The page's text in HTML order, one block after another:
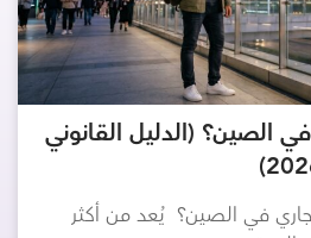
الصين؟ (الدليل القانوني
في الصين؟ يُعد من أكثر